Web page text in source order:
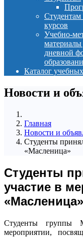
курсов
Учебно-
материалы
дневной
Каталог
Новости и
Главная
Новости и
Студенты
«Масленица»
Студенты
участие в
«Масленица»
Студенты группы
мероприятии,